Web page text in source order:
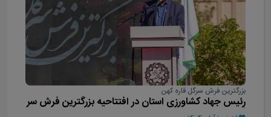
بزرگترین فرش سرگل قاره کهن
رئیس جهاد کشاورزی استان در افتتاحیه بزرگترین فرش سر
گل آسیا